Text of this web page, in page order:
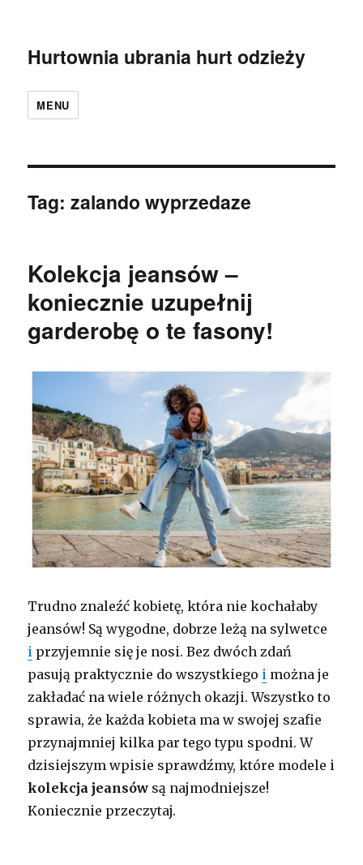
Hurtownia ubrania hurt odzieży
MENU
Tag:zalando wyprzedaze
Kolekcja jeansów –
koniecznie uzupełnij
garderobę o te fasony!
Trudno znaleźć kobietę, która nie kochałaby
jeansów! Są wygodne, dobrze leżą na sylwetce
i przyjemnie się je nosi. Bez dwóch zdań
pasują praktycznie do wszystkiego i można je
zakładać na wiele różnych okazji. Wszystko to
sprawia, że każda kobieta ma w swojej szafie
przynajmniej kilka par tego typu spodni. W
dzisiejszym wpisie sprawdźmy, które modele i
kolekcja jeansów są najmodniejsze!
Koniecznie przeczytaj.